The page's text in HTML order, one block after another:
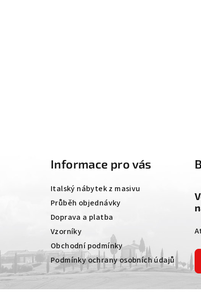
Informace pro vás
Italský nábytek z masivu
Průběh objednávky
Doprava a platba
Vzorníky
Obchodní podmínky
Podmínky ochrany osobních údajů